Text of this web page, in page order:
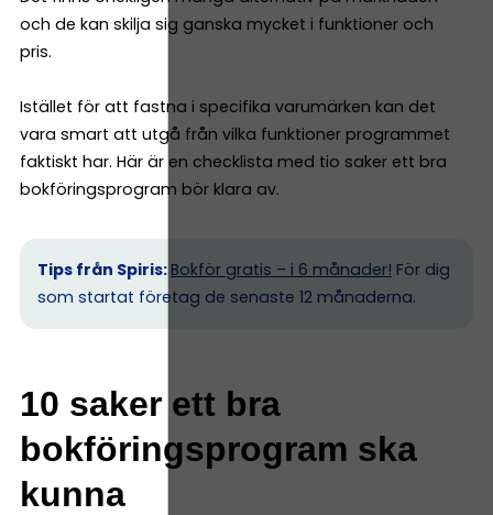
och de kan skilja sig ganska mycket i funktioner och
pris.
Istället för att fastna i specifika varumärken kan det
vara smart att utgå från vilka funktioner programmet
faktiskt har. Här är en checklista med tio saker ett bra
bokföringsprogram bör klara av.
Tips från Spiris: Bokför gratis – i 6 månader! För dig
som startat företag de senaste 12 månaderna.
10 saker ett bra
bokföringsprogram ska
kunna